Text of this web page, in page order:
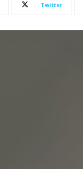
Twitter